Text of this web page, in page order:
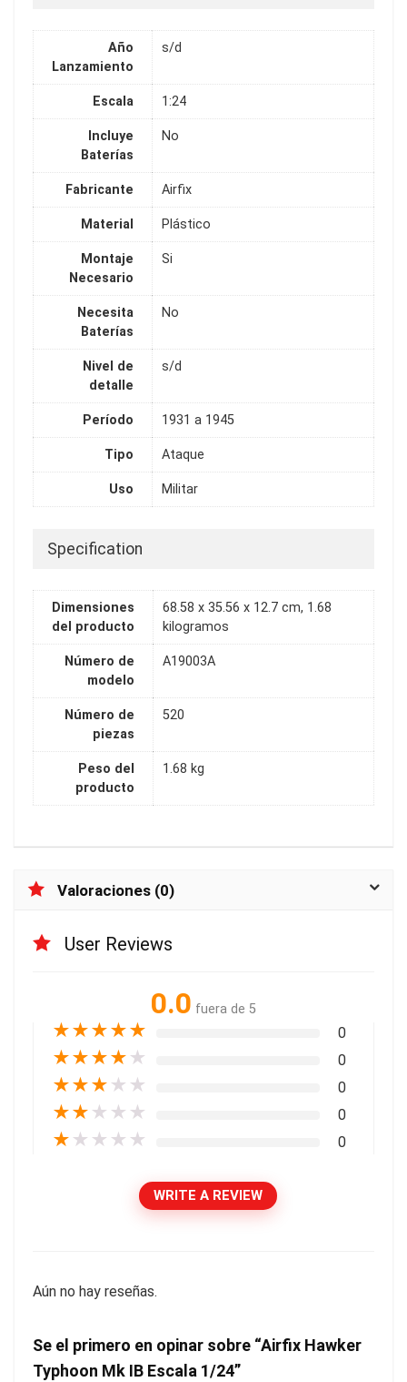
Año
Lanzamiento
s/d
Escala 1:24
Incluye
Baterías
No
Fabricante Airfix
Material Plástico
Montaje
Necesario
Si
Necesita
Baterías
No
Nivel de
detalle
s/d
Período 1931 a 1945
Tipo Ataque
Uso Militar
Specification
Dimensiones
del producto
68.58 x 35.56 x 12.7 cm, 1.68
kilogramos
Número de
modelo
A19003A
Número de
piezas
520
Peso del
producto
1.68 kg
Valoraciones (0)
User Reviews
0.0 fuera de 5
★★★★★ 0
★★★★ ★ 0
★★★ ★ ★ 0
★★ ★ ★ ★ 0
★ ★ ★ ★ ★ 0
WRITE A REVIEW
Aún no hay reseñas.
Se el primero en opinar sobre “Airfix Hawker
Typhoon Mk IB Escala 1/24”